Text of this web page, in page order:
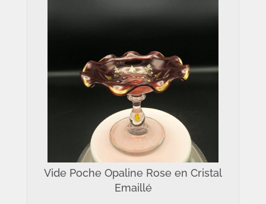
Vide Poche Opaline Rose en Cristal
Emaillé